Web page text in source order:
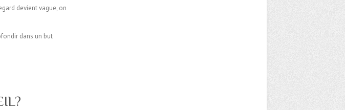
devient vague, on
dans un but